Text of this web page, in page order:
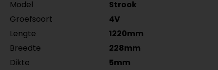
zwart gefolied 5531.2910.19
zwart gefolied 5532.2210.19
Model
Strook
Groefsoort
4V
Lengte
1220mm
Breedte
228mm
Dikte
5mm